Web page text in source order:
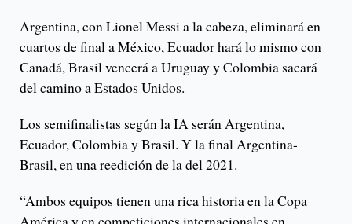
Argentina, con Lionel Messi a la cabeza, eliminará en
cuartos de final a México, Ecuador hará lo mismo con
Canadá, Brasil vencerá a Uruguay y Colombia sacará
del camino a Estados Unidos.
Los semifinalistas según la IA serán Argentina,
Ecuador, Colombia y Brasil. Y la final Argentina-
Brasil, en una reedición de la del 2021.
“Ambos equipos tienen una rica historia en la Copa